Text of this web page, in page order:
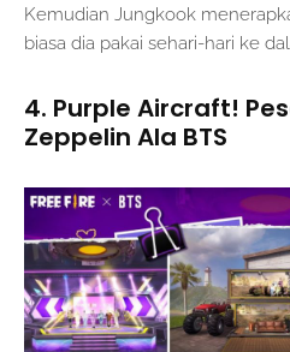
Kemudian Jungkook
biasa dia pakai sehari-hari ke
4. Purple Aircraft!
Zeppelin Ala BTS